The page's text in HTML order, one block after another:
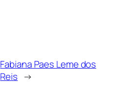
Fabiana Paes Leme dos
Reis →